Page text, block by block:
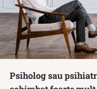
Psiholog sau